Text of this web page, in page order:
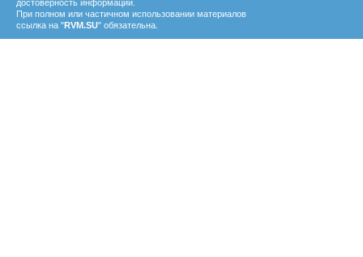
достоверность информации.
При полном или частичном использовании материалов
ссылка на "RVM.SU" обязательна.